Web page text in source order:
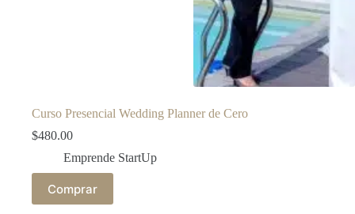
Curso Presencial Wedding Planner de Cero
$480.00
Emprende StartUp
Comprar